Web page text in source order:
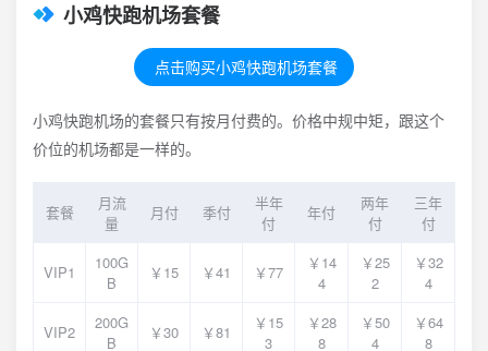
小鸡快跑机场套餐
点击购买小鸡快跑机场套餐
小鸡快跑机场的套餐只有按月付费的。价格中规中矩，跟这个
价位的机场都是一样的。
套餐
月流
量
月付 季付
半年
付
年付
两年
付
三年
付
VIP1
100G
B
￥15 ￥41 ￥77
￥14
4
￥25
2
￥32
4
VIP2
200G
B
￥30 ￥81
￥15
3
￥28
8
￥50
4
￥64
8